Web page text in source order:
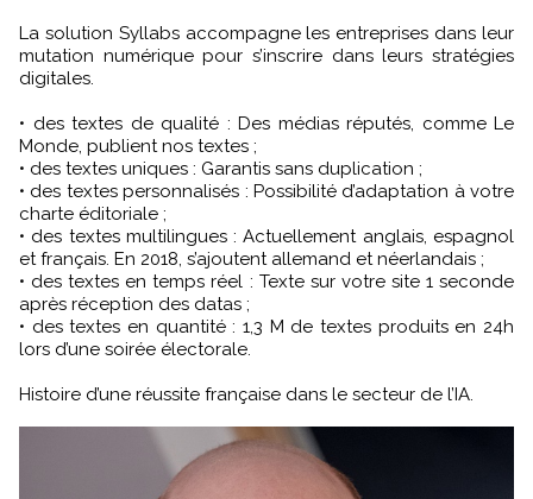
La solution Syllabs accompagne les entreprises dans leur
mutation numérique pour s’inscrire dans leurs stratégies
digitales.
• des textes de qualité : Des médias réputés, comme Le
Monde, publient nos textes ;
• des textes uniques : Garantis sans duplication ;
• des textes personnalisés : Possibilité d’adaptation à votre
charte éditoriale ;
• des textes multilingues : Actuellement anglais, espagnol
et français. En 2018, s’ajoutent allemand et néerlandais ;
• des textes en temps réel : Texte sur votre site 1 seconde
après réception des datas ;
• des textes en quantité : 1,3 M de textes produits en 24h
lors d’une soirée électorale.
Histoire d’une réussite française dans le secteur de l’IA.